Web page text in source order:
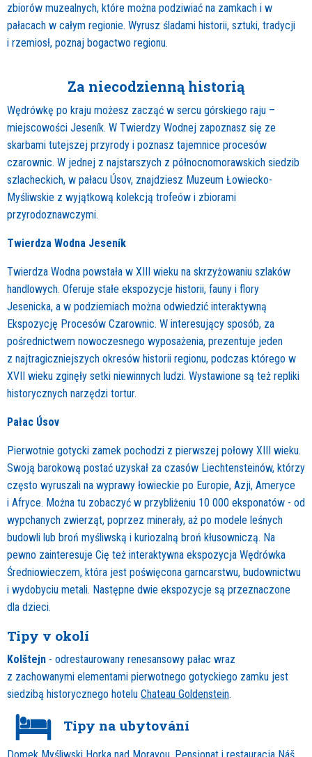
zbiorów muzealnych, które można podziwiać na zamkach i w
pałacach w całym regionie. Wyrusz śladami historii, sztuki, tradycji
i rzemiosł, poznaj bogactwo regionu.
Za niecodzienną historią
Wędrówkę po kraju możesz zacząć w sercu górskiego raju –
miejscowości Jeseník. W Twierdzy Wodnej zapoznasz się ze
skarbami tutejszej przyrody i poznasz tajemnice procesów
czarownic. W jednej z najstarszych z północnomorawskich siedzib
szlacheckich, w pałacu Úsov, znajdziesz Muzeum Łowiecko-
Myśliwskie z wyjątkową kolekcją trofeów i zbiorami
przyrodoznawczymi.
Twierdza Wodna Jeseník
Twierdza Wodna powstała w XIII wieku na skrzyżowaniu szlaków
handlowych. Oferuje stałe ekspozycje historii, fauny i flory
Jesenicka, a w podziemiach można odwiedzić interaktywną
Ekspozycję Procesów Czarownic. W interesujący sposób, za
pośrednictwem nowoczesnego wyposażenia, prezentuje jeden
z najtragiczniejszych okresów historii regionu, podczas którego w
XVII wieku zginęły setki niewinnych ludzi. Wystawione są też repliki
historycznych narzędzi tortur.
Pałac Úsov
Pierwotnie gotycki zamek pochodzi z pierwszej połowy XIII wieku.
Swoją barokową postać uzyskał za czasów Liechtensteinów, którzy
często wyruszali na wyprawy łowieckie po Europie, Azji, Ameryce
i Afryce. Można tu zobaczyć w przybliżeniu 10 000 eksponatów - od
wypchanych zwierząt, poprzez minerały, aż po modele leśnych
budowli lub broń myśliwską i kuriozalną broń kłusowniczą. Na
pewno zainteresuje Cię też interaktywna ekspozycja Wędrówka
Średniowieczem, która jest poświęcona garncarstwu, budownictwu
i wydobyciu metali. Następne dwie ekspozycje są przeznaczone
dla dzieci.
Tipy v okolí
Kolštejn - odrestaurowany renesansowy pałac wraz
z zachowanymi elementami pierwotnego gotyckiego zamku jest
siedzibą historycznego hotelu Chateau Goldenstein.
Tipy na ubytování